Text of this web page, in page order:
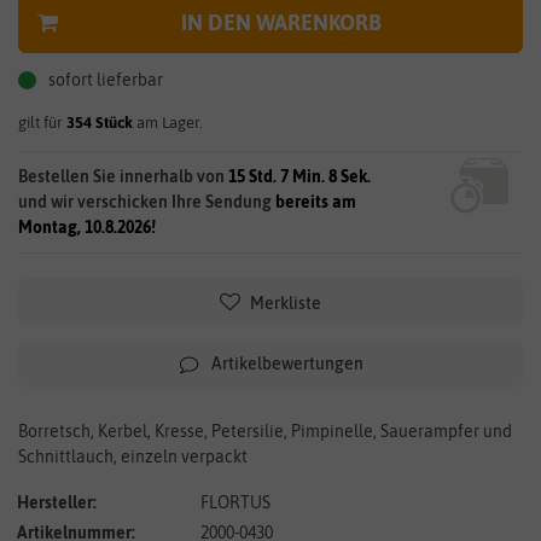
IN DEN WARENKORB
sofort lieferbar
gilt für 354 Stück am Lager.
Bestellen Sie innerhalb von 15 Std. 7 Min. 8 Sek.
und wir verschicken Ihre Sendung bereits am
Montag, 10.8.2026!
Merkliste
Artikelbewertungen
Borretsch, Kerbel, Kresse, Petersilie, Pimpinelle, Sauerampfer und
Schnittlauch, einzeln verpackt
Hersteller:
FLORTUS
Artikelnummer:
2000-0430